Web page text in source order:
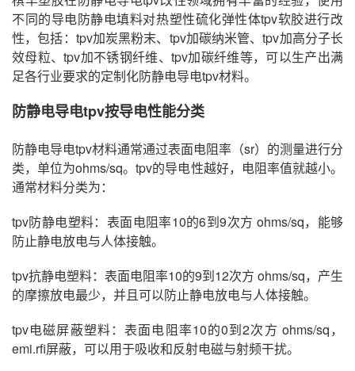
不同的导电防静电填料对热塑性硫化弹性体tpv软胶进行改
性，包括：tpv加炭黑粉末、tpv加碳纳米管、tpv加高分子长
效母粒、tpv加不锈钢纤维、tpv加碳纤维等，可以生产出满
足各行业要求的定制化防静电导电tpv材料。
防静电导电tpv按导电性能分类
防静电导电tpv材料通常通过表面电阻率（sr）的测量进行分
类，单位为ohms/sq。tpv的导电性越好，电阻率值就越小。
通常材料分类为：
tpv防静电塑料：表面电阻率10的6到9次方 ohms/sq，能够
防止静电放电与人体接触。
tpv抗静电塑料：表面电阻率10的9到12次方 ohms/sq，产生
的摩擦放电最少，并且可以防止静电放电与人体接触。
tpv电磁屏蔽塑料：表面电阻率10的0到2次方 ohms/sq，
emi.rfi屏蔽，可以用于吸收和反射电磁与射频干扰。